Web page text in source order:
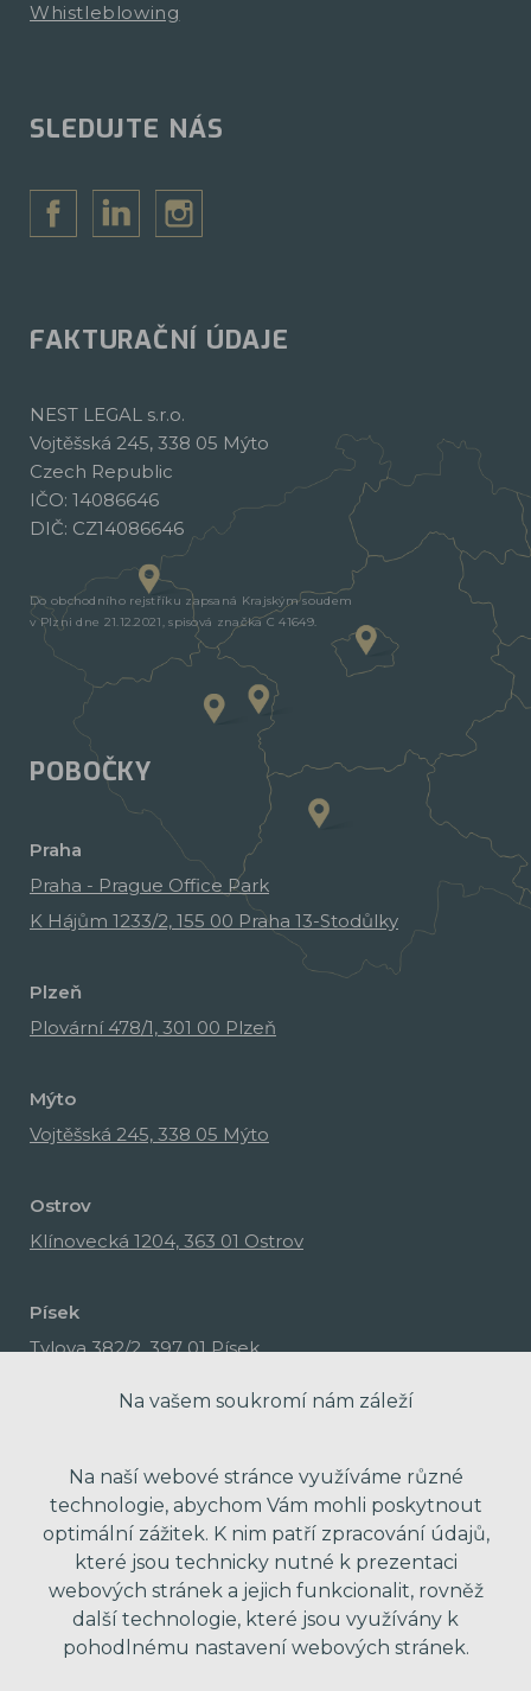
Whistleblowing
SLEDUJTE NÁS
FAKTURAČNÍ ÚDAJE
NEST LEGAL s.r.o.
Vojtěšská 245, 338 05 Mýto
Czech Republic
IČO: 14086646
DIČ: CZ14086646
Do obchodního rejstříku zapsaná Krajským soudem
v Plzni dne 21.12.2021, spisová značka C 41649.
POBOČKY
Praha
Praha - Prague Office Park
K Hájům 1233/2, 155 00 Praha 13-Stodůlky
Plzeň
Plovární 478/1, 301 00 Plzeň
Mýto
Vojtěšská 245, 338 05 Mýto
Ostrov
Klínovecká 1204, 363 01 Ostrov
Písek
Tylova 382/2, 397 01 Písek
Na vašem soukromí nám záleží
Na naší webové stránce využíváme různé
technologie, abychom Vám mohli poskytnout
optimální zážitek. K nim patří zpracování údajů,
které jsou technicky nutné k prezentaci
webových stránek a jejich funkcionalit, rovněž
další technologie, které jsou využívány k
pohodlnému nastavení webových stránek.